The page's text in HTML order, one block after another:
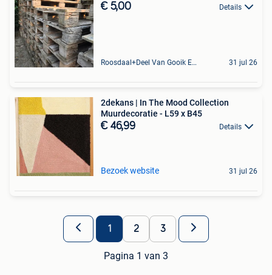
€ 5,00 Details
Roosdaal+Deel Van Gooik En Sint-Kwintens-Lennik 31 jul 26
2dekans | In The Mood Collection
Muurdecoratie - L59 x B45
€ 46,99 Details
Bezoek website 31 jul 26
1 2 3
Pagina 1 van 3